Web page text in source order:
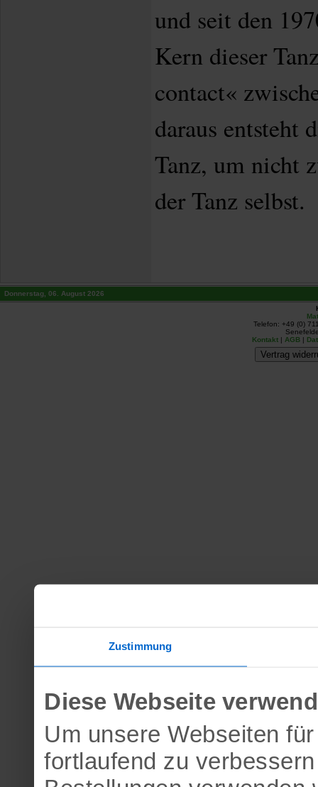
Zustimmung
Diese Webseite
Um unsere Webseiten
fortlaufend zu
und seit den
Kern dieser
contact«
daraus entsteht
Tanz, um nicht
der Tanz selbst.
Donnerstag, 06. August 2026
Telefon: +49 (0)
Kontakt | AGB |
Vertrag